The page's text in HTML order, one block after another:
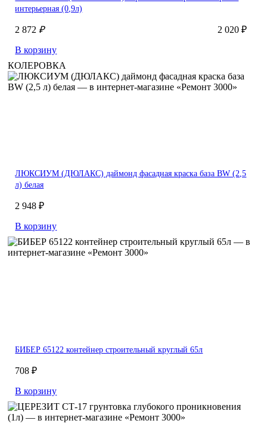
интерьерная (0,9л)
2 872₽
2 020 ₽
В корзину
КОЛЕРОВКА
ЛЮКСИУМ (ДЮЛАКС) даймонд фасадная краска база BW (2,5
л) белая
2 948 ₽
В корзину
БИБЕР 65122 контейнер строительный круглый 65л
708 ₽
В корзину